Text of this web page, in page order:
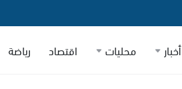
أخبار محليات اقتصاد رياضة